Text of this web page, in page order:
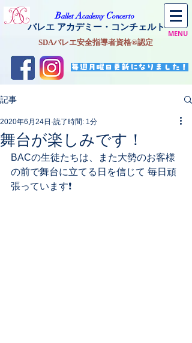
​BalletAcademyConcerto
バレエ アカデミー・コンチェルト
MENU
SDAバレエ安全指導者資格®認定
毎週月曜日更新になりました！
記事
舞台が楽しみです！
2020年6月24日 読了時間: 1分
BACの生徒たちは、また大勢のお客様
の前で舞台に立てる日を信じて 毎日頑
張っています❗️